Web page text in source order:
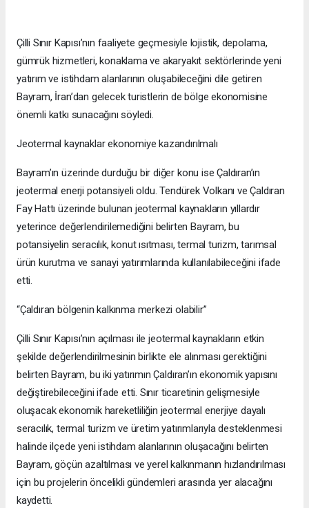
Çilli Sınır Kapısı’nın faaliyete geçmesiyle lojistik, depolama,
gümrük hizmetleri, konaklama ve akaryakıt sektörlerinde yeni
yatırım ve istihdam alanlarının oluşabileceğini dile getiren
Bayram, İran’dan gelecek turistlerin de bölge ekonomisine
önemli katkı sunacağını söyledi.
Jeotermal kaynaklar ekonomiye kazandırılmalı
Bayram’ın üzerinde durduğu bir diğer konu ise Çaldıran’ın
jeotermal enerji potansiyeli oldu. Tendürek Volkanı ve Çaldıran
Fay Hattı üzerinde bulunan jeotermal kaynakların yıllardır
yeterince değerlendirilemediğini belirten Bayram, bu
potansiyelin seracılık, konut ısıtması, termal turizm, tarımsal
ürün kurutma ve sanayi yatırımlarında kullanılabileceğini ifade
etti.
“Çaldıran bölgenin kalkınma merkezi olabilir”
Çilli Sınır Kapısı’nın açılması ile jeotermal kaynakların etkin
şekilde değerlendirilmesinin birlikte ele alınması gerektiğini
belirten Bayram, bu iki yatırımın Çaldıran’ın ekonomik yapısını
değiştirebileceğini ifade etti. Sınır ticaretinin gelişmesiyle
oluşacak ekonomik hareketliliğin jeotermal enerjiye dayalı
seracılık, termal turizm ve üretim yatırımlarıyla desteklenmesi
halinde ilçede yeni istihdam alanlarının oluşacağını belirten
Bayram, göçün azaltılması ve yerel kalkınmanın hızlandırılması
için bu projelerin öncelikli gündemleri arasında yer alacağını
kaydetti.